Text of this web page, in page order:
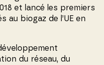
et lancé les premiers
au biogaz de l’UE en
du réseau, du